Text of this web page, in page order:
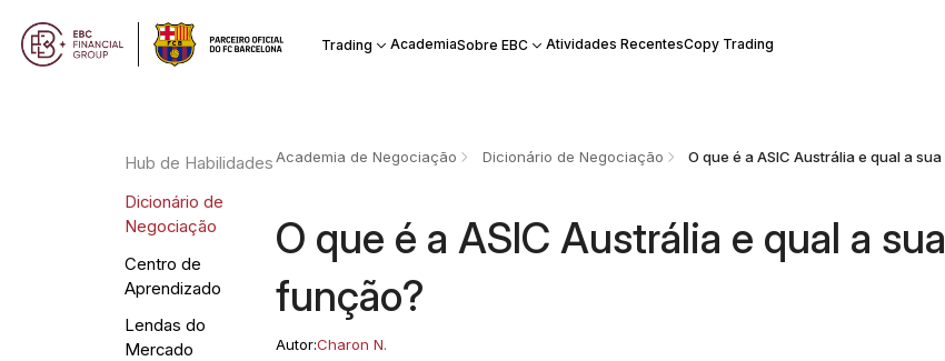
Trading AcademiaSobre EBC Atividades RecentesCopy Trading
Hub de Habilidades
Dicionário de
Negociação
Centro de
Aprendizado
Lendas do
Mercado
Academia de Negociação Dicionário de Negociação
O que é a ASIC Austrália e qual a sua
função?
Autor:Charon N.